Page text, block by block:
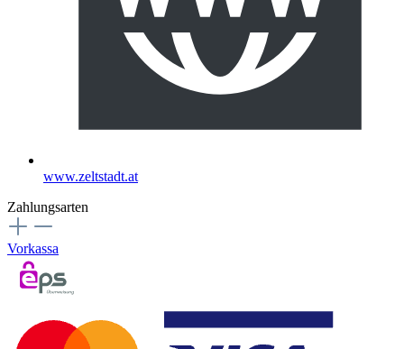
www.zeltstadt.at
Zahlungsarten
Vorkassa